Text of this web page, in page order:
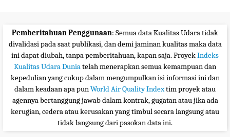
Pemberitahuan Penggunaan: Semua data Kualitas Udara tidak
divalidasi pada saat publikasi, dan demi jaminan kualitas maka data
ini dapat diubah, tanpa pemberitahuan, kapan saja. ProyekIndeks
Kualitas Udara Duniatelah menerapkan semua kemampuan dan
kepedulian yang cukup dalam mengumpulkan isi informasi ini dan
dalam keadaan apa punWorld Air Quality Indextim proyek atau
agennya bertanggung jawab dalam kontrak, gugatan atau jika ada
kerugian, cedera atau kerusakan yang timbul secara langsung atau
tidak langsung dari pasokan data ini.